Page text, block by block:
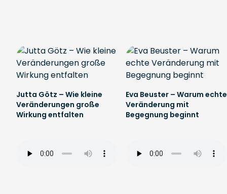
Jutta Götz – Wie kleine
Veränderungen große
Wirkung entfalten
Eva Beuster – Warum echte
Veränderung mit
Begegnung beginnt